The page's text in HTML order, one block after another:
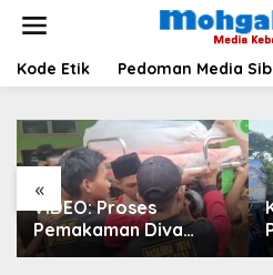
Kode Etik Pedoman Media
«
VIDEO: Proses
Pemakaman Diva
Febriani, Korban